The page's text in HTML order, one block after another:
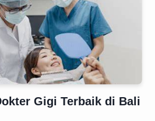
Gigi Terbaik di Bali